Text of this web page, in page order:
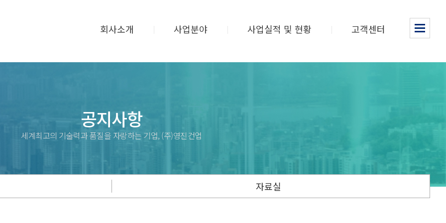
회사소개 사업분야 사업실적 및 현황 고객센터
공지사항
세계최고의 기술력과 품질을 자랑하는 기업, (주)영진건업
자료실